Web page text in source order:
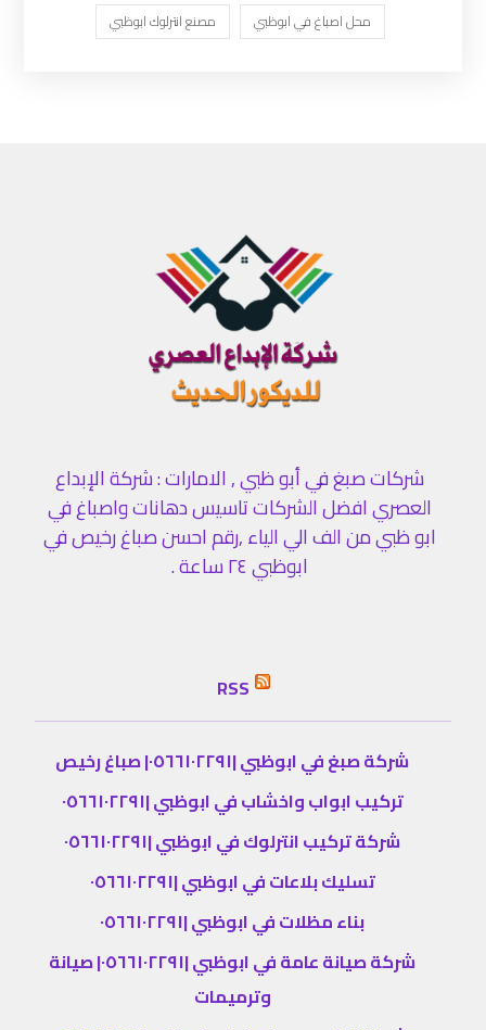
محل اصباغ في ابوظبي مصنع انترلوك ابوظبي
شركات صبغ في أبو ظبي , الامارات : شركة الإبداع
العصري افضل الشركات تاسيس دهانات واصباغ في
ابو ظبي من الف الي الياء ,رقم احسن صباغ رخيص في
ابوظبي ٢٤ ساعة .
RSS
شركة صبغ في ابوظبي |٠٥٦٦١٠٢٢٩١| صباغ رخيص
تركيب ابواب واخشاب في ابوظبي |٠٥٦٦١٠٢٢٩١
شركة تركيب انترلوك في ابوظبي |٠٥٦٦١٠٢٢٩١
تسليك بلاعات في ابوظبي |٠٥٦٦١٠٢٢٩١
بناء مظلات في ابوظبي |٠٥٦٦١٠٢٢٩١
شركة صيانة عامة في ابوظبي |٠٥٦٦١٠٢٢٩١| صيانة
وترميمات